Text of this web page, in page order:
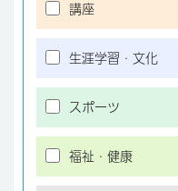
講座
生涯学習・文化
スポーツ
福祉・健康